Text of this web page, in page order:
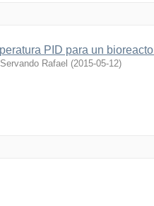
PID para un
Rafael (2015-05-12)